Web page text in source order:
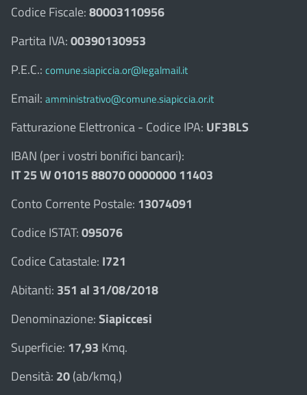
Codice Fiscale:80003110956
Partita IVA:00390130953
P.E.C.: comune.siapiccia.or@legalmail.it
Email: amministrativo@comune.siapiccia.or.it
Fatturazione Elettronica - Codice IPA: UF3BLS
IBAN (per i vostri bonifici bancari):
IT 25 W 01015 88070 0000000 11403
Conto Corrente Postale: 13074091
Codice ISTAT:095076
Codice Catastale: I721
Abitanti: 351 al 31/08/2018
Denominazione:Siapiccesi
Superficie: 17,93 Kmq.
Densità: 20(ab/kmq.)